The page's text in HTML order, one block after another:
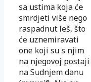
sa ustima koja će
smrdjeti više nego
raspadnut leš, što
će uznemiravati
one koji su s njim
na njegovoj postaji
na Sudnjem danu